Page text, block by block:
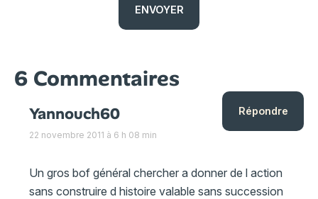
6 Commentaires
Yannouch60
22 novembre 2011 à 6 h 08 min
Un gros bof général chercher a donner de l action
sans construire d histoire valable sans succession
Répondre